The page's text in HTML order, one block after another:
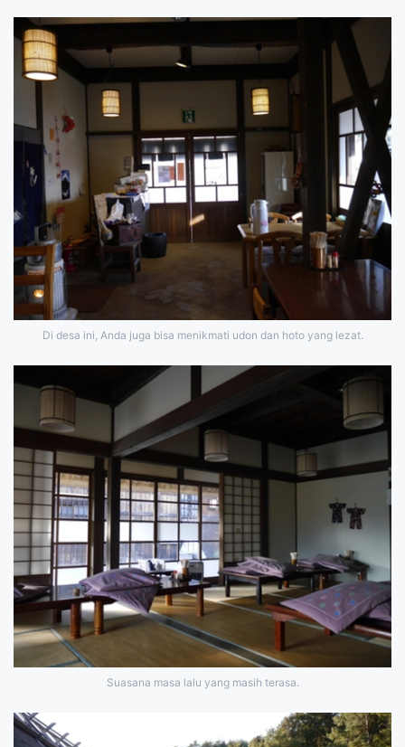
Di desa ini, Anda juga bisa menikmati udon dan hoto yang lezat.
Suasana masa lalu yang masih terasa.